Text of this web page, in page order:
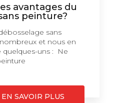
avantages du
peinture?
sans
et nous en
quelques-uns : Ne
EN SAVOIR PLUS